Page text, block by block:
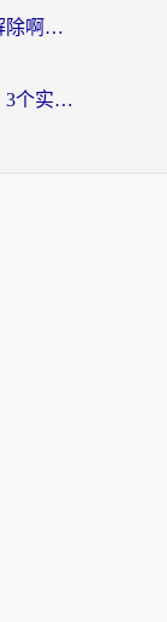
咪咕音乐国外听歌版权限制怎么解除啊？海外党亲测有效的回国加速方案
在加拿大用掌阅地区限制怎么办？3个实用技巧帮你轻松解决（附海外华人必备工具）